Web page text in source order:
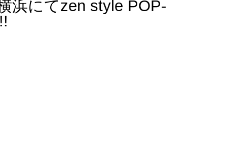
浜にてzen style POP-